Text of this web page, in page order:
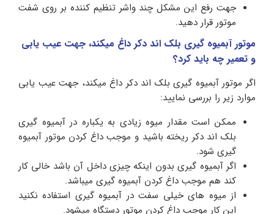
جهت رفع این مشکل چند واشر تنظیم کننده بر روی شفت
موتور قرار دهید.
موتور آبمیوه گیری بلک اند دکر داغ میکند، جهت عیب یابی
و تعمیر چه باید کرد؟
اگر موتور آبمیوه گیری بلک اند دکر داغ میکند، جهت عیب یابی
موارد زیر را بررسی نمایید:
ممکن است مقدار میوه زیادی به یکباره در آبمیوه گیری
بلک اند دکر ریخته باشید و موجب داغ کردن موتور آبمیوه
گیری شود.
اگر آبمیوه گیری بدون اینکه چیزی داخل آن باشد خالی کار
کند هم موجب داغ کردن آبمیوه گیری میباشد.
از میوه های خیلی سفت در آبمیوه گیری استفاده نکنید
این کار موجب داغ کردن موتور دستگاه میشود.